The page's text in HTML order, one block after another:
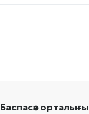
Баспасөз орталығы